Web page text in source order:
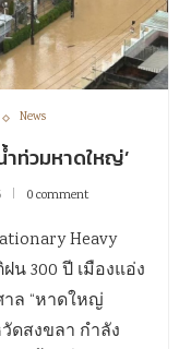
News
ำท่วมหาดใหญ่’
0 comment
Heavy
300 ปี เมืองแอ่ง
ล “หาดใหญ่
ดสงขลา กำลัง